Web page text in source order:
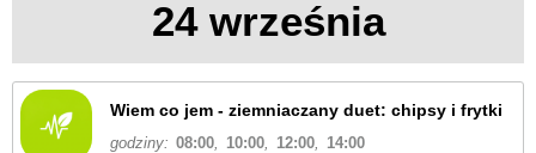
24 września
Wiem co jem - ziemniaczany duet: chipsy i frytki
godziny: 08:00, 10:00, 12:00,
14:00